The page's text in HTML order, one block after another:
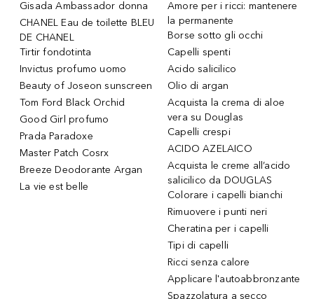
Gisada Ambassador donna
CHANEL Eau de toilette BLEU
DE CHANEL
Tirtir fondotinta
Invictus profumo uomo
Beauty of Joseon sunscreen
Tom Ford Black Orchid
Good Girl profumo
Prada Paradoxe
Master Patch Cosrx
Breeze Deodorante Argan
La vie est belle
Amore per i ricci: mantenere
la permanente
Borse sotto gli occhi
Capelli spenti
Acido salicilico
Olio di argan
Acquista la crema di aloe
vera su Douglas
Capelli crespi
ACIDO AZELAICO
Acquista le creme all’acido
salicilico da DOUGLAS
Colorare i capelli bianchi
Rimuovere i punti neri
Cheratina per i capelli
Tipi di capelli
Ricci senza calore
Applicare l'autoabbronzante
Spazzolatura a secco